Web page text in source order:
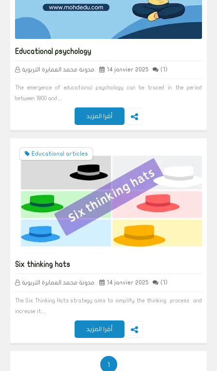
Educational psychology
14 janvier 2025 (1)
The emergence of educational psychology can be traced in the period
between 1800 and…
أقرا المزيد
Educational articles
Six thinking hats
14 janvier 2025 (1)
The Six Thinking Hats strategy aims to simplify the thinking process and
increase it…
أقرا المزيد
1